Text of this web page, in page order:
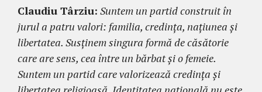
Claudiu Târziu: Suntem un partid construit în
jurul a patru valori: familia, credința, națiunea și
libertatea. Susținem singura formă de căsătorie
care are sens, cea între un bărbat și o femeie.
Suntem un partid care valorizează credința și